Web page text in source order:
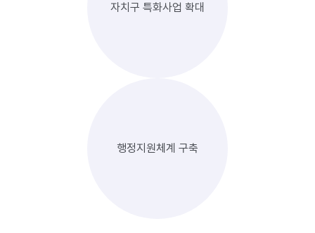
자치구 특화사업 확대
행정지원체계 구축